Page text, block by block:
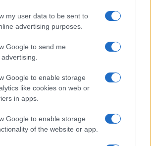
my user data to be sent to
advertising purposes.
Google to send me
Google to enable storage
like cookies on web or
in apps.
Google to enable storage
of the website or app.
di co-regolazione e routine